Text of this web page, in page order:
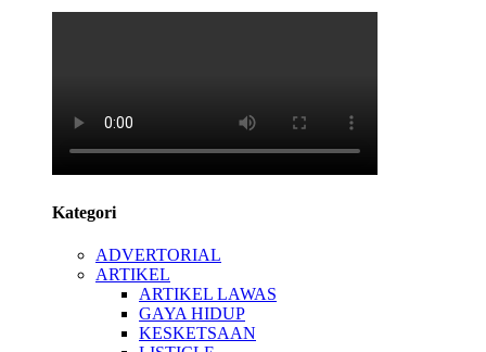
Kategori
ADVERTORIAL
ARTIKEL
ARTIKEL LAWAS
GAYA HIDUP
KESKETSAAN